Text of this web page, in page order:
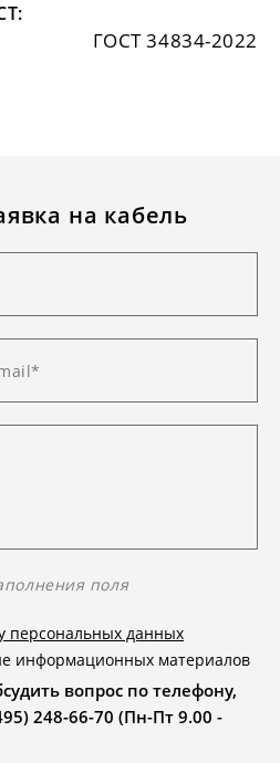
ГОСТ 34834-2022
на кабель
поля
персональных данных
информационных материалов
вопрос по телефону,
248-66-70 (Пн-Пт 9.00 -